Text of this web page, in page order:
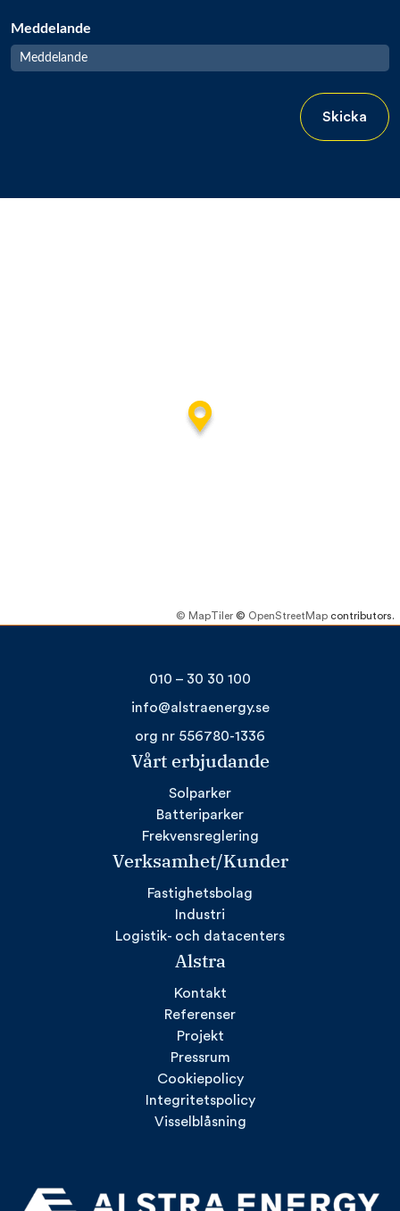
Meddelande
Skicka
© MapTiler © OpenStreetMap contributors.
010 – 30 30 100
info@alstraenergy.se
org nr 556780-1336
Vårt erbjudande
Solparker
Batteriparker
Frekvensreglering
Verksamhet/Kunder
Fastighetsbolag
Industri
Logistik- och datacenters
Alstra
Kontakt
Referenser
Projekt
Pressrum
Cookiepolicy
Integritetspolicy
Visselblåsning